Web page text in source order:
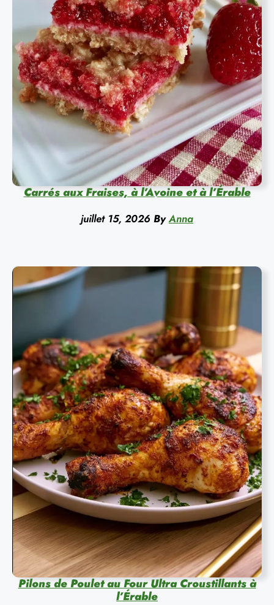
Carrés aux Fraises, à l’Avoine et à l’Érable
juillet 15, 2026 By Anna
Pilons de Poulet au Four Ultra Croustillants à
l’Érable